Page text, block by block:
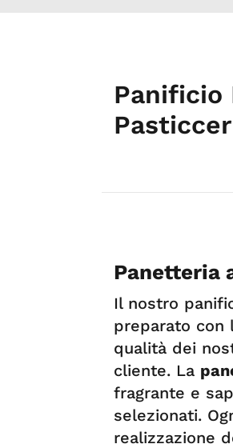
Panificio
Panetteria
Il nostro
preparato con
qualità dei
cliente. La
fragrante e
selezionati.
realizzazione